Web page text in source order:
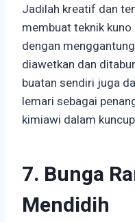
Jadilah kreatif dan
membuat teknik
dengan
diawetkan dan
buatan sendiri juga
lemari sebagai
kimiawi dalam
7. Bunga
Mendidih